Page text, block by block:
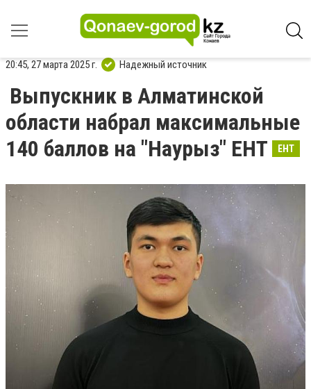
20:45, 27 марта 2025 г. Надежный источник
Выпускник в Алматинской
области набрал максимальные
140 баллов на "Наурыз" ЕНТ
ЕНТ